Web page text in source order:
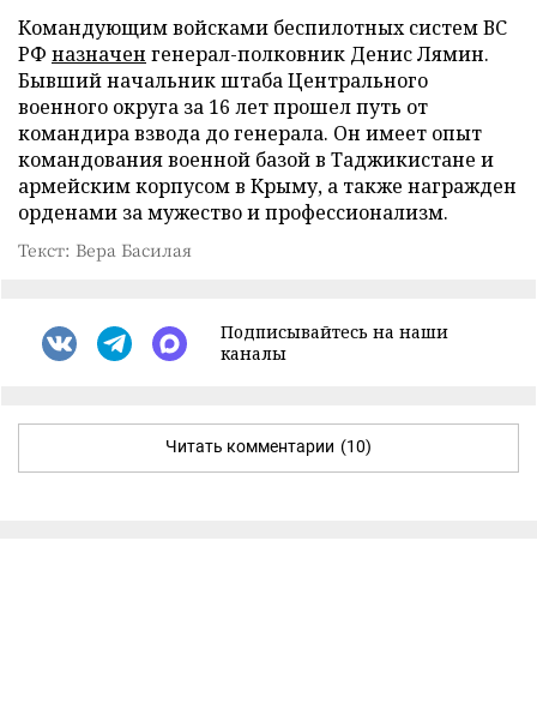
Командующим войсками беспилотных систем ВС
РФ назначен генерал-полковник Денис Лямин.
Бывший начальник штаба Центрального
военного округа за 16 лет прошел путь от
командира взвода до генерала. Он имеет опыт
командования военной базой в Таджикистане и
армейским корпусом в Крыму, а также награжден
орденами за мужество и профессионализм.
Текст: Вера Басилая
Подписывайтесь на наши
каналы
Читать комментарии (10)